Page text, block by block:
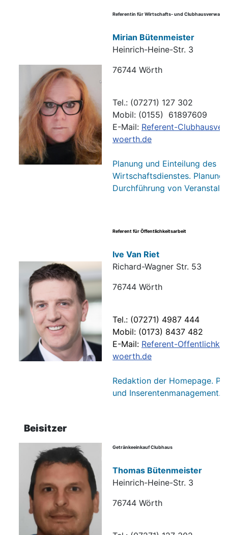
Referentin für Wirtschafts- und
Mirian Bütenmeister
Heinrich-Heine-Str. 3
76744 Wörth
Tel.: (07271) 127 302
Mobil: (0155) 61897609
E-Mail: Referent-
woerth.de
Planung und Einteilung des
Wirtschaftsdienstes. Planung
Durchführung von
Referent für Öffentlichkeitsarbeit
Ive Van Riet
Richard-Wagner Str. 53
76744 Wörth
Tel.: (07271) 4987 444
Mobil: (0173) 8437 482
E-Mail: Referent-
woerth.de
Redaktion der Homepage.
und Inserentenmanagement.
Beisitzer
Getränkeeinkauf Clubhaus
Thomas Bütenmeister
Heinrich-Heine-Str. 3
76744 Wörth